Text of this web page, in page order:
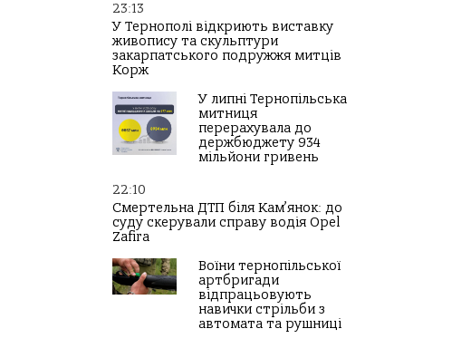
23:13
У Тернополі відкриють виставку
живопису та скульптури
закарпатського подружжя митців
Корж
У липні Тернопільська
митниця
перерахувала до
держбюджету 934
мільйони гривень
22:10
Смертельна ДТП біля Кам’янок: до
суду скерували справу водія Opel
Zafira
Воїни тернопільської
артбригади
відпрацьовують
навички стрільби з
автомата та рушниці